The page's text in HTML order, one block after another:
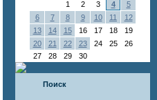
1
2 3 4
5
6
7 8 9 10 11
12
13
14 15 16 17 18
19
20
21 22 23 24 25
26
27
28 29 30
Поиск